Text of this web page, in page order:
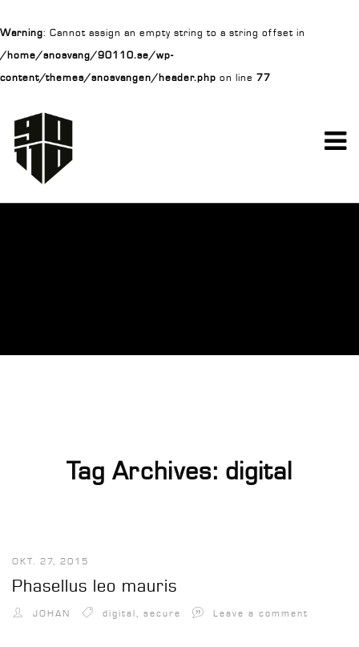
Warning: Cannot assign an empty string to a string offset in
/home/snosvang/90110.se/wp-
content/themes/snosvangen/header.php on line 77
Tag Archives: digital
OKT. 27, 2015
Phasellus leo mauris
JOHAN digital , secure Leave a comment